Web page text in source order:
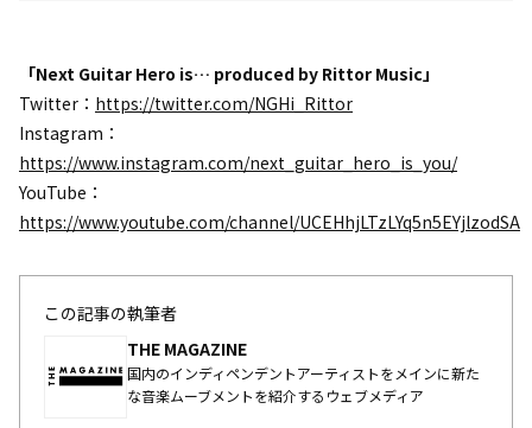
「Next Guitar Hero is… produced by Rittor Music」
Twitter： https://twitter.com/NGHi_Rittor
Instagram：
https://www.instagram.com/next_guitar_hero_is_you/
YouTube：
https://www.youtube.com/channel/UCEHhjLTzLYq5n5EYjlzodSA
この記事の執筆者
THE MAGAZINE
国内のインディペンデントアーティストをメインに新た
な音楽ムーブメントを紹介するウェブメディア